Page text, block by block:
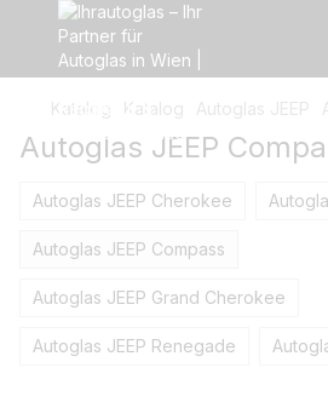
Katalog Katalog Autoglas JEEP
Autoglas JEEP
Autoglas JEEP Cherokee
Autoglas JEEP Compass
Autoglas JEEP Grand Cherokee
Autoglas JEEP Renegade